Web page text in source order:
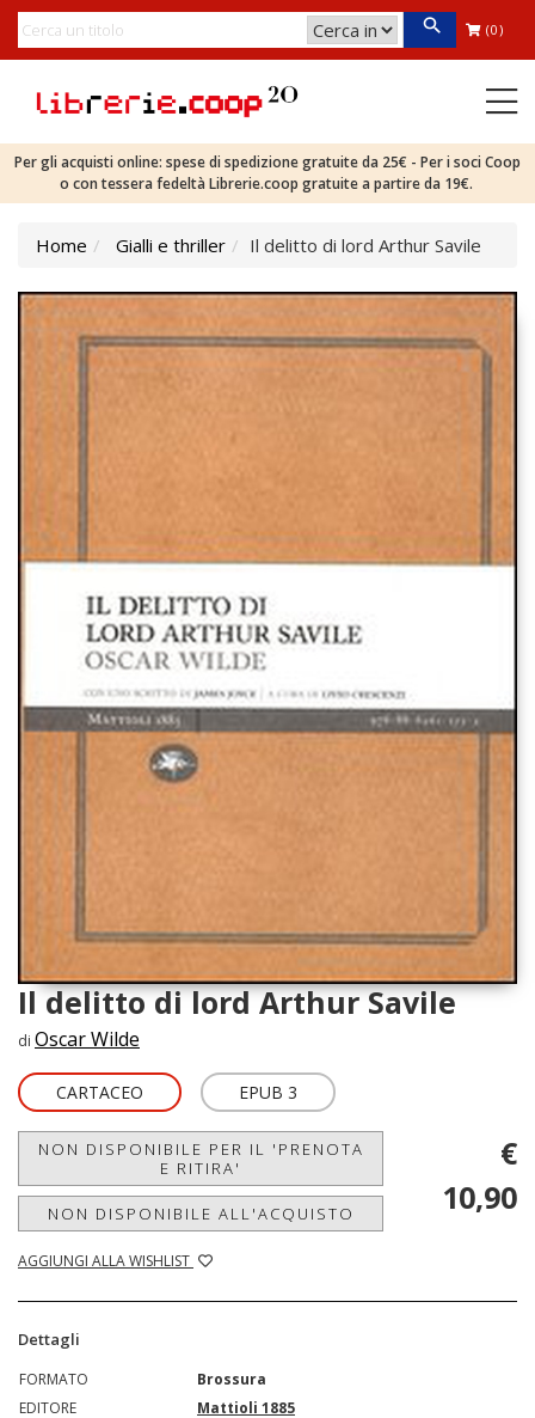
(0)
Per gli acquisti online: spese di spedizione gratuite da 25€ - Per i soci Coop
o con tessera fedeltà Librerie.coop gratuite a partire da 19€.
Home Gialli e thriller Il delitto di lord Arthur Savile
Il delitto di lord Arthur Savile
di Oscar Wilde
CARTACEO EPUB 3
NON DISPONIBILE PER IL 'PRENOTA
E RITIRA'
NON DISPONIBILE ALL'ACQUISTO
AGGIUNGI ALLA WISHLIST
€
10,90
Dettagli
FORMATO
Brossura
EDITORE
Mattioli 1885